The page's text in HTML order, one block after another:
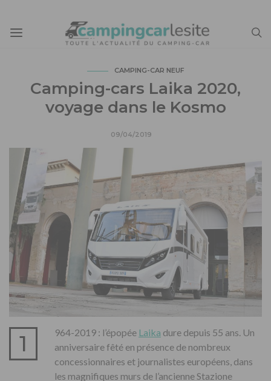
CAMPING-CAR NEUF
Camping-cars Laika 2020,
voyage dans le Kosmo
09/04/2019
1 964-2019 : l’épopée Laika dure depuis 55 ans. Un
anniversaire fêté en présence de nombreux
concessionnaires et journalistes européens, dans
les magnifiques murs de l’ancienne Stazione